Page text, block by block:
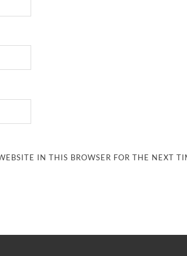
IN THIS BROWSER FOR THE NEXT